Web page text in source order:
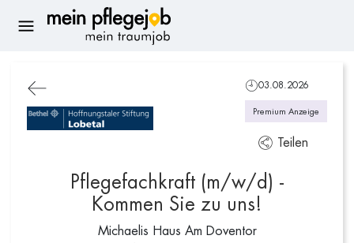
Pflegefachkraft (m/w/d) -
Kommen Sie zu uns!
Michaelis Haus Am Doventor
03.08.2026
Premium Anzeige
Teilen